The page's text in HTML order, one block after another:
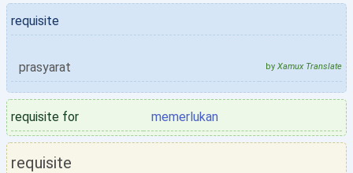
requisite
prasyarat by Xamux Translate
requisite for memerlukan
requisite